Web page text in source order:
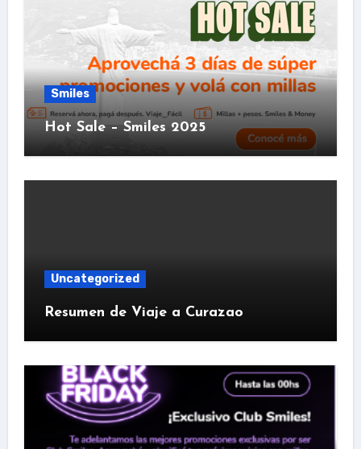
Smiles
Hot Sale – Smiles 2025
Uncategorized
Resumen de Viaje a Curazao